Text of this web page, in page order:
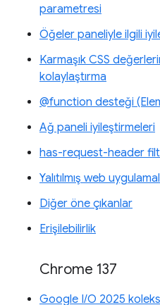
parametresi
Öğeler paneliyle ilgili
Karmaşık CSS
kolaylaştırma
@function desteği
Ağ paneli iyileştirmeleri
has-request-header
Yalıtılmış web
Diğer öne çıkanlar
Erişilebilirlik
Chrome 137
Google I/O 2025